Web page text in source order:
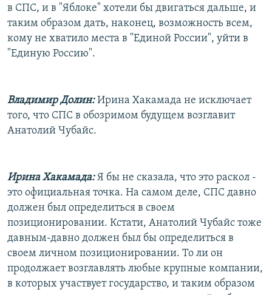
в СПС, и в "Яблоке" хотели бы двигаться дальше, и
таким образом дать, наконец, возможность всем,
кому не хватило места в "Единой России", уйти в
"Единую Россию".
Владимир Долин:Ирина Хакамада не исключает
того, что СПС в обозримом будущем возглавит
Анатолий Чубайс.
Ирина Хакамада:Я бы не сказала, что это раскол -
это официальная точка. На самом деле, СПС давно
должен был определиться в своем
позиционировании. Кстати, Анатолий Чубайс тоже
давным-давно должен был бы определиться в
своем личном позиционировании. То ли он
продолжает возглавлять любые крупные компании,
в которых участвует государство, и таким образом